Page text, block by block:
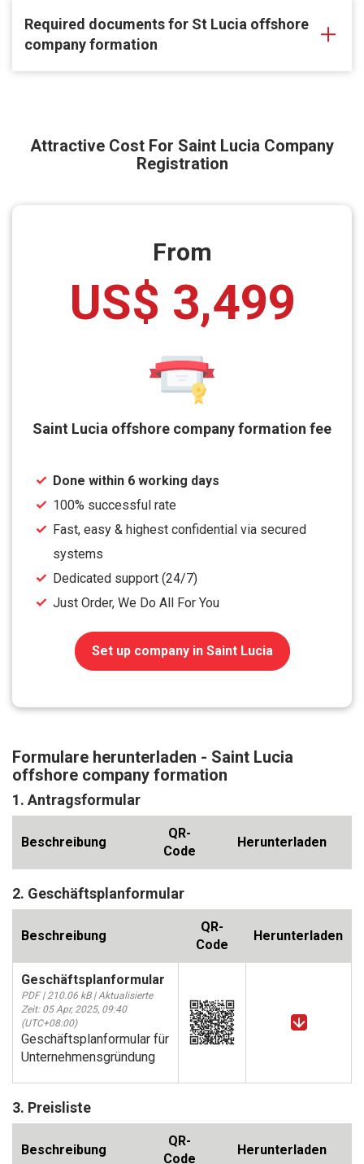
Required documents for St Lucia offshore
company formation
Attractive Cost For Saint Lucia Company
Registration
From
US$ 3,499
Saint Lucia offshore company formation fee
Done within 6 working days
100% successful rate
Fast, easy & highest confidential via secured
systems
Dedicated support (24/7)
Just Order, We Do All For You
Set up company in Saint Lucia
Formulare herunterladen - Saint Lucia
offshore company formation
1. Antragsformular
Beschreibung
QR-
Code
Herunterladen
2. Geschäftsplanformular
Beschreibung
QR-
Code
Herunterladen
Geschäftsplanformular
PDF | 210.06 kB | Aktualisierte
Zeit: 05 Apr, 2025, 09:40
(UTC+08:00)
Geschäftsplanformular für
Unternehmensgründung
3. Preisliste
Beschreibung
QR-
Code
Herunterladen